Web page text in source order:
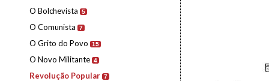
O Bolchevista 5
O Comunista 7
O Grito do Povo 15
O Novo Militante 4
Revolução Popular 7